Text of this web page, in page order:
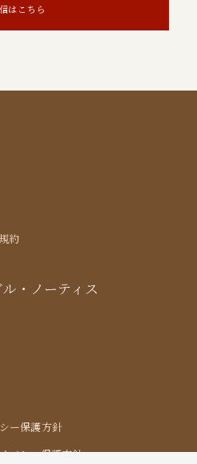
はこちら
約
・ノーティス
ー保護方針
バシー保護方針